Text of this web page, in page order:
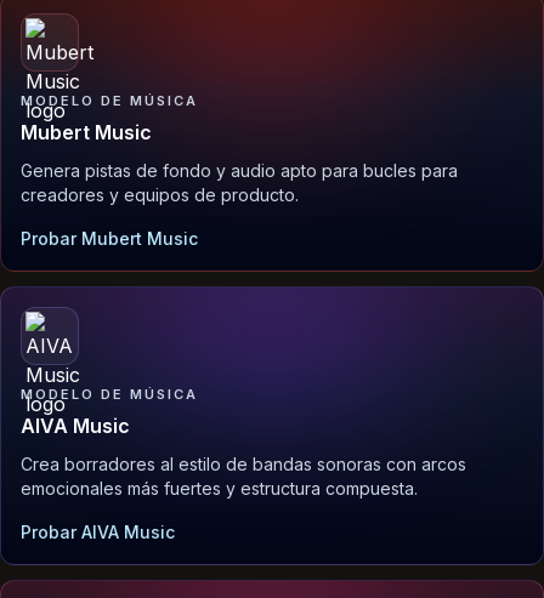
MODELO DE MÚSICA
Mubert Music
Genera pistas de fondo y audio apto para bucles para
creadores y equipos de producto.
Probar Mubert Music
MODELO DE MÚSICA
AIVA Music
Crea borradores al estilo de bandas sonoras con arcos
emocionales más fuertes y estructura compuesta.
Probar AIVA Music